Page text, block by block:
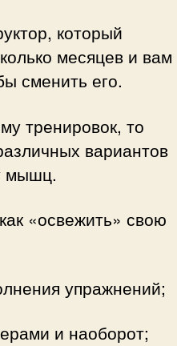
который
месяцев и вам
сменить его.
тренировок, то
вариантов
мышц.
«освежить» свою
упражнений;
и наоборот;